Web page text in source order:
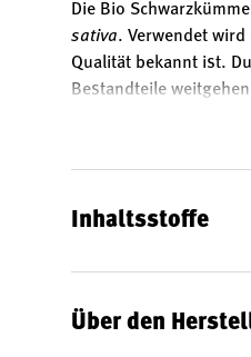
Die Bio
sativa. Verwendet
Qualität bekannt ist.
Bestandteile
Der verwendete
Jede Kapsel enthält
Inhaltsstoffe
Über den